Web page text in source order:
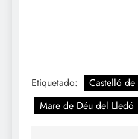
Etiquetado: Castelló de
Mare de Déu del Lledó